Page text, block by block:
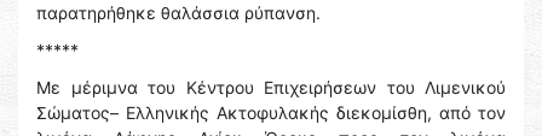
παρατηρήθηκε θαλάσσια ρύπανση.
*****
Με μέριμνα του Κέντρου Επιχειρήσεων του Λιμενικού
Σώματος– Ελληνικής Ακτοφυλακής διεκομίσθη, από τον